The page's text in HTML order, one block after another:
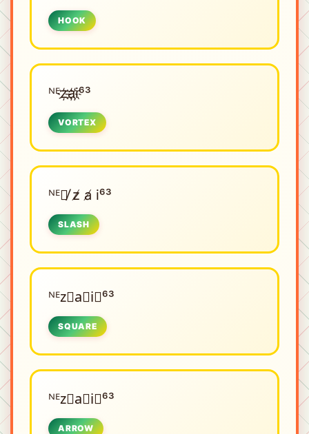
HOOK
ᴺᴱㅤz҉a҉i҉⁶³
VORTEX
ᴺᴱㅤ̸ z̸ a̸ i⁶³
SLASH
ᴺᴱㅤz⃟a⃟i⃟⁶³
SQUARE
ᴺᴱㅤz⃗a⃗i⃗⁶³
ARROW